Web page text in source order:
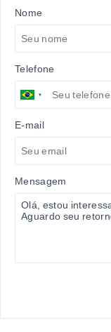
Nome
Telefone
E-mail
Mensagem